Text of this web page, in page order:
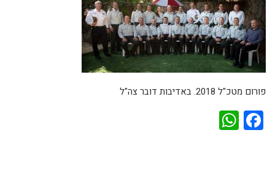
פורום מטכ"ל 2018. באדיבות דובר צה"ל
Facebook